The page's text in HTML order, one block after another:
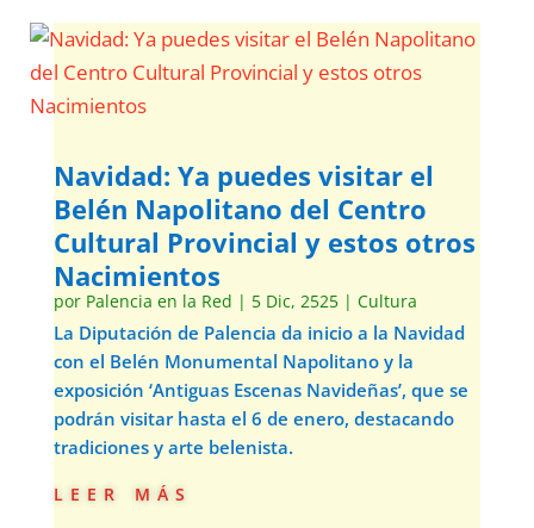
Navidad: Ya puedes visitar el
Belén Napolitano del Centro
Cultural Provincial y estos otros
Nacimientos
por Palencia en la Red | 5 Dic, 2525| Cultura
La Diputación de Palencia da inicio a la Navidad
con el Belén Monumental Napolitano y la
exposición ‘Antiguas Escenas Navideñas’, que se
podrán visitar hasta el 6 de enero, destacando
tradiciones y arte belenista.
leer más